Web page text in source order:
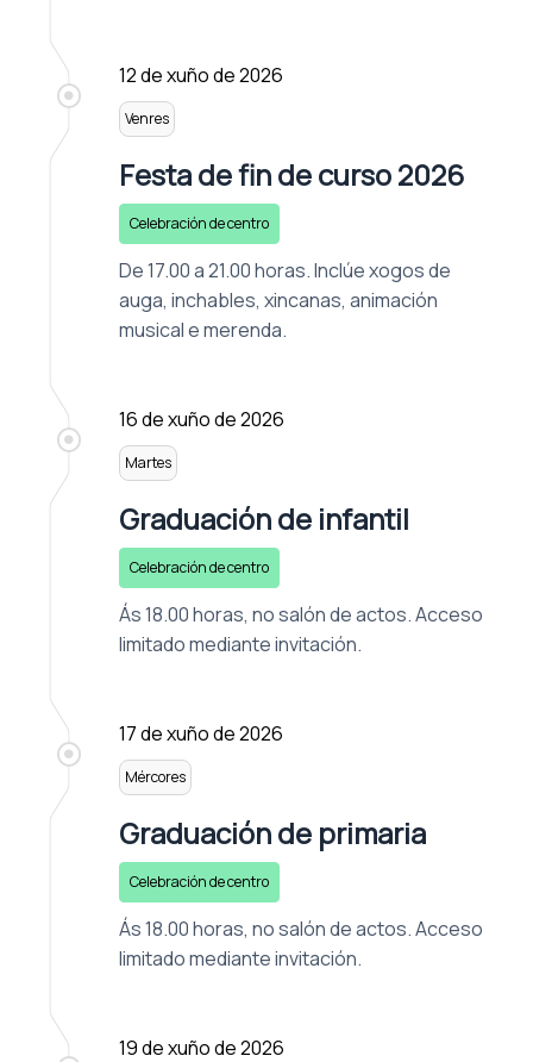
12 de xuño de 2026
Venres
Festa de fin de curso 2026
Celebración de centro
De 17.00 a 21.00 horas. Inclúe xogos de
auga, inchables, xincanas, animación
musical e merenda.
16 de xuño de 2026
Martes
Graduación de infantil
Celebración de centro
Ás 18.00 horas, no salón de actos. Acceso
limitado mediante invitación.
17 de xuño de 2026
Mércores
Graduación de primaria
Celebración de centro
Ás 18.00 horas, no salón de actos. Acceso
limitado mediante invitación.
19 de xuño de 2026